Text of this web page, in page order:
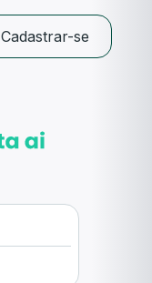
Cadastrar-se